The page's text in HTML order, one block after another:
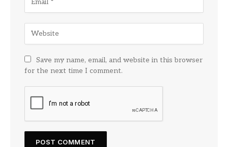
Save my name, email, and website in this browser
for the next time I comment.